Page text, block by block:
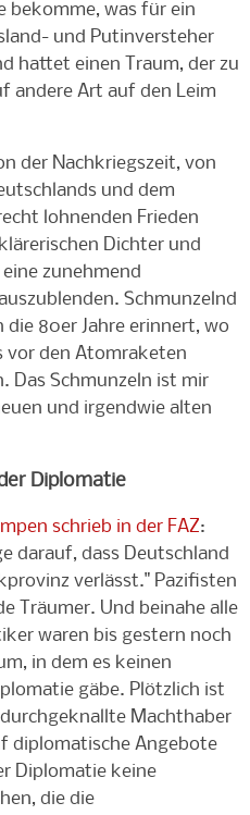
bekomme, was für ein
und Putinversteher
hattet einen Traum, der zu
andere Art auf den Leim
der Nachkriegszeit, von
und dem
lohnenden Frieden
Dichter und
zunehmend
Schmunzelnd
die 80er Jahre erinnert, wo
vor den Atomraketen
Das Schmunzeln ist mir
und irgendwie alten
Diplomatie
schrieb in der FAZ:
darauf, dass Deutschland
verlässt." Pazifisten
Träumer. Und beinahe alle
waren bis gestern noch
in dem es keinen
gäbe. Plötzlich ist
Machthaber
diplomatische Angebote
Diplomatie keine
die die